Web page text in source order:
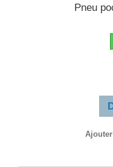
Pneu